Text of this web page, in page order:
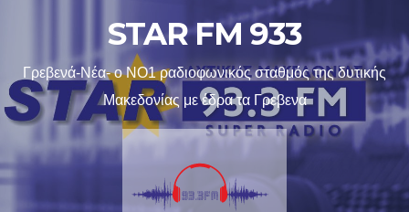
STAR FM 933
Γρεβενά-Νέα- ο ΝΟ1 ραδιοφωνικός σταθμός της δυτικής
Μακεδονίας με έδρα τα Γρεβενα